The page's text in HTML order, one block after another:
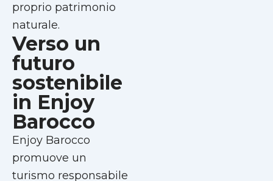
proprio patrimonio
naturale.
Verso un
futuro
sostenibile
in Enjoy
Barocco
Enjoy Barocco
promuove un
turismo responsabile